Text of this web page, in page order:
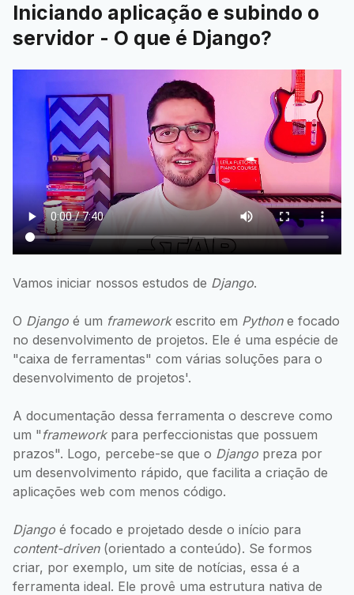
Iniciando aplicação e subindo o
servidor - O que é Django?
Vamos iniciar nossos estudos de Django.
O Django é um frameworkescrito em Pythone focado
no desenvolvimento de projetos. Ele é uma espécie de
"caixa de ferramentas" com várias soluções para o
desenvolvimento de projetos'.
A documentação dessa ferramenta o descreve como
um " frameworkpara perfeccionistas que possuem
prazos". Logo, percebe-se que o Django preza por
um desenvolvimento rápido, que facilita a criação de
aplicações web com menos código.
Django é focado e projetado desde o início para
content-driven(orientado a conteúdo). Se formos
criar, por exemplo, um site de notícias, essa é a
ferramenta ideal. Ele provê uma estrutura nativa de